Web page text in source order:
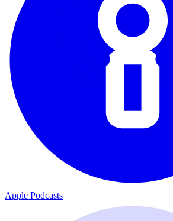
Apple Podcasts